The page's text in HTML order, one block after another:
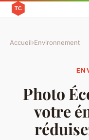
Accueil›Environnement
Photo
votre